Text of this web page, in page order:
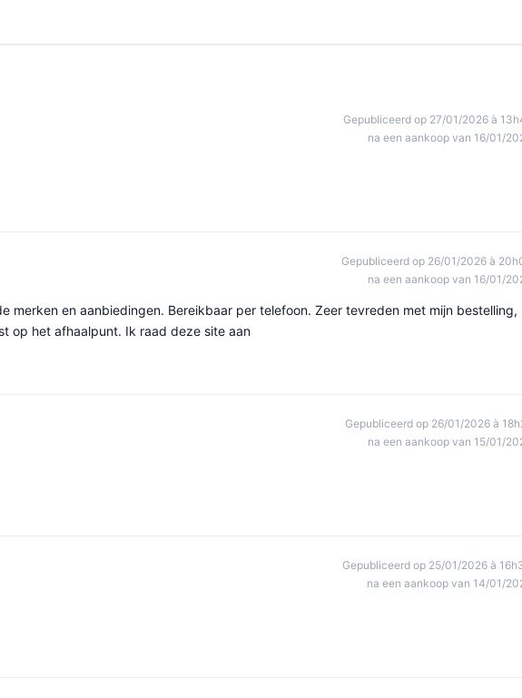
Gepubliceerd op 27/01/2026 à
na een aankoop van 16/01/
Gepubliceerd op 26/01/2026 à
na een aankoop van 16/01/
merken en aanbiedingen. Bereikbaar per telefoon. Zeer tevreden met mijn bestelling,
op het afhaalpunt. Ik raad deze site aan
Gepubliceerd op 26/01/2026 à
na een aankoop van 15/01/
Gepubliceerd op 25/01/2026 à
na een aankoop van 14/01/